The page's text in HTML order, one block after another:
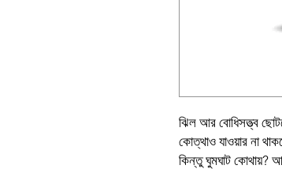
ঝিল আর বোধিসত্ত্ব
কোত্থাও যাওয়ার না
কিন্তু ঘুমঘাট কোথায়?